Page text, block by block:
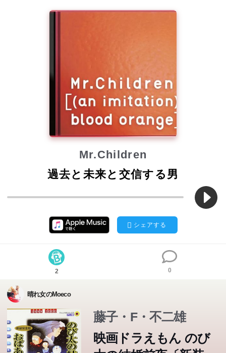
Mr.Children
過去と未来と交信する男
シェアする
2 0
晴れ女のMoeco
藤子・F・不二雄
映画ドラえもん のび